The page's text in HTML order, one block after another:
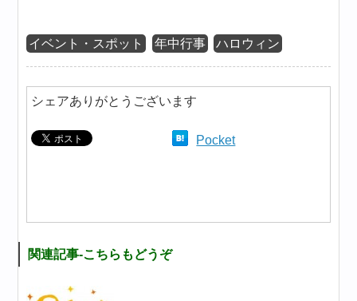
イベント・スポット 年中行事 ハロウィン
シェアありがとうございます
Pocket
関連記事-こちらもどうぞ